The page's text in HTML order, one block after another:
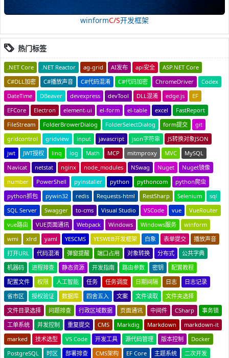
winformC/S开发框架
热门标签
.NET Core .NET Reactor ag-grid AI发布 api安全
ASP.NET Core
C#DLL加密
C#播放声音 C#代码混淆 C#代码加密 ChromeDriver
Codex
DateTime
DBeaver devexpress devTool DLL混淆 edge.js
EF
EFCore
Electron element-ui el-form el-table excel
FastReport
FileStream
FolderBrowerDialog FolderSelectDialog form提交
git
gridcontrol
gridview input javascript json字符串
JS转换对象JSON
jwt
JWT授权 linq log Math MCP mitmproxy MVC
MySQL
Navicat
netstat nginx node_modules NSwag Nuget
Nuget镜像
number
PowerShell pyinstaller python pythoncom
python爬虫
python抓包
pywin32 redis Requests-html RestSharp Selenium
sql
SQL Server
Swagger to-cms Visual Studio VSCode vue
VueRouter
vue路由
VUE页面通讯 Webpack Windows Windows服务
winform
wmi
xlrd yaml YESCMS YESWEB开发框架 白象 表单提交
播放声音
打开URL
代码混淆 弹窗提醒 端口占用 对象转换 分布式
公共字典
机器码
进程排查 静态资源 开发指南 路由参数 密钥
配置教程
配置文件
权限 人工智能 任务 任务调度 日期间隔 日志
日志记录
省市区
授权验证 数据库 四舍五入 文案 文件读取
文件夹选择
文件目录选择
问题排查 行政区域数据 页面通讯 中间件 CSharp
事务锁
工单系统
并发控制 重复提交 CMS Markdig Markdown
markdown-it
marked
技术选型 VS Code 开发工具 源代码管理 版本控制
Docker
PostgreSQL
时区 部署排查 CMS架构 EF Core 主题系统
二次开发